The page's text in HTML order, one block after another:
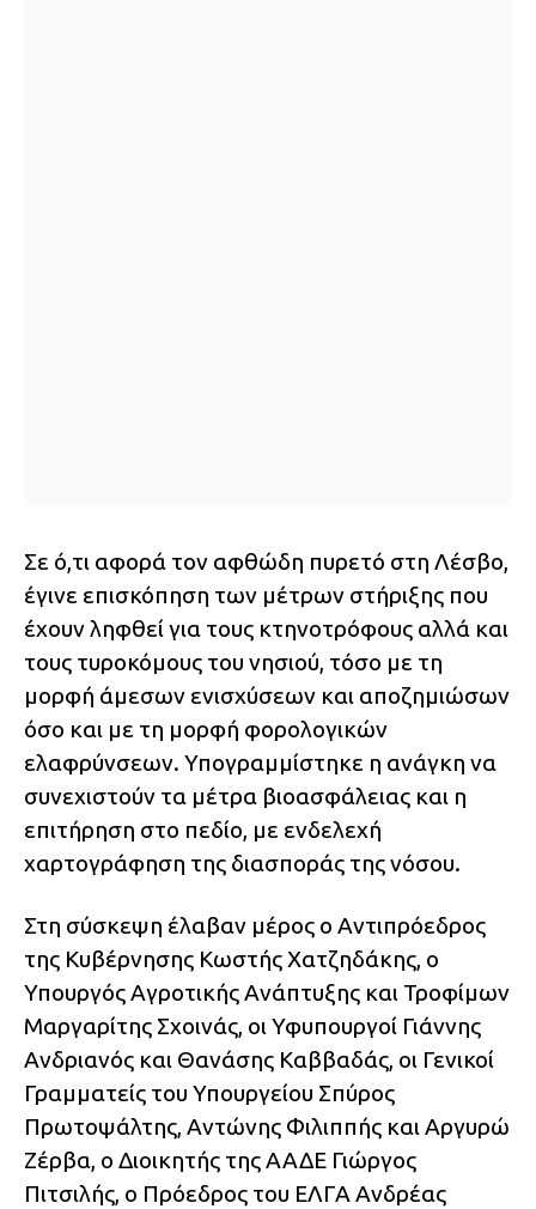
Σε ό,τι αφορά τον αφθώδη πυρετό στη Λέσβο,
έγινε επισκόπηση των μέτρων στήριξης που
έχουν ληφθεί για τους κτηνοτρόφους αλλά και
τους τυροκόμους του νησιού, τόσο με τη
μορφή άμεσων ενισχύσεων και αποζημιώσων
όσο και με τη μορφή φορολογικών
ελαφρύνσεων. Υπογραμμίστηκε η ανάγκη να
συνεχιστούν τα μέτρα βιοασφάλειας και η
επιτήρηση στο πεδίο, με ενδελεχή
χαρτογράφηση της διασποράς της νόσου.
Στη σύσκεψη έλαβαν μέρος ο Αντιπρόεδρος
της Κυβέρνησης Κωστής Χατζηδάκης, ο
Υπουργός Αγροτικής Ανάπτυξης και Τροφίμων
Μαργαρίτης Σχοινάς, οι Υφυπουργοί Γιάννης
Ανδριανός και Θανάσης Καββαδάς, οι Γενικοί
Γραμματείς του Υπουργείου Σπύρος
Πρωτοψάλτης, Αντώνης Φιλιππής και Αργυρώ
Ζέρβα, ο Διοικητής της ΑΑΔΕ Γιώργος
Πιτσιλής, ο Πρόεδρος του ΕΛΓΑ Ανδρέας